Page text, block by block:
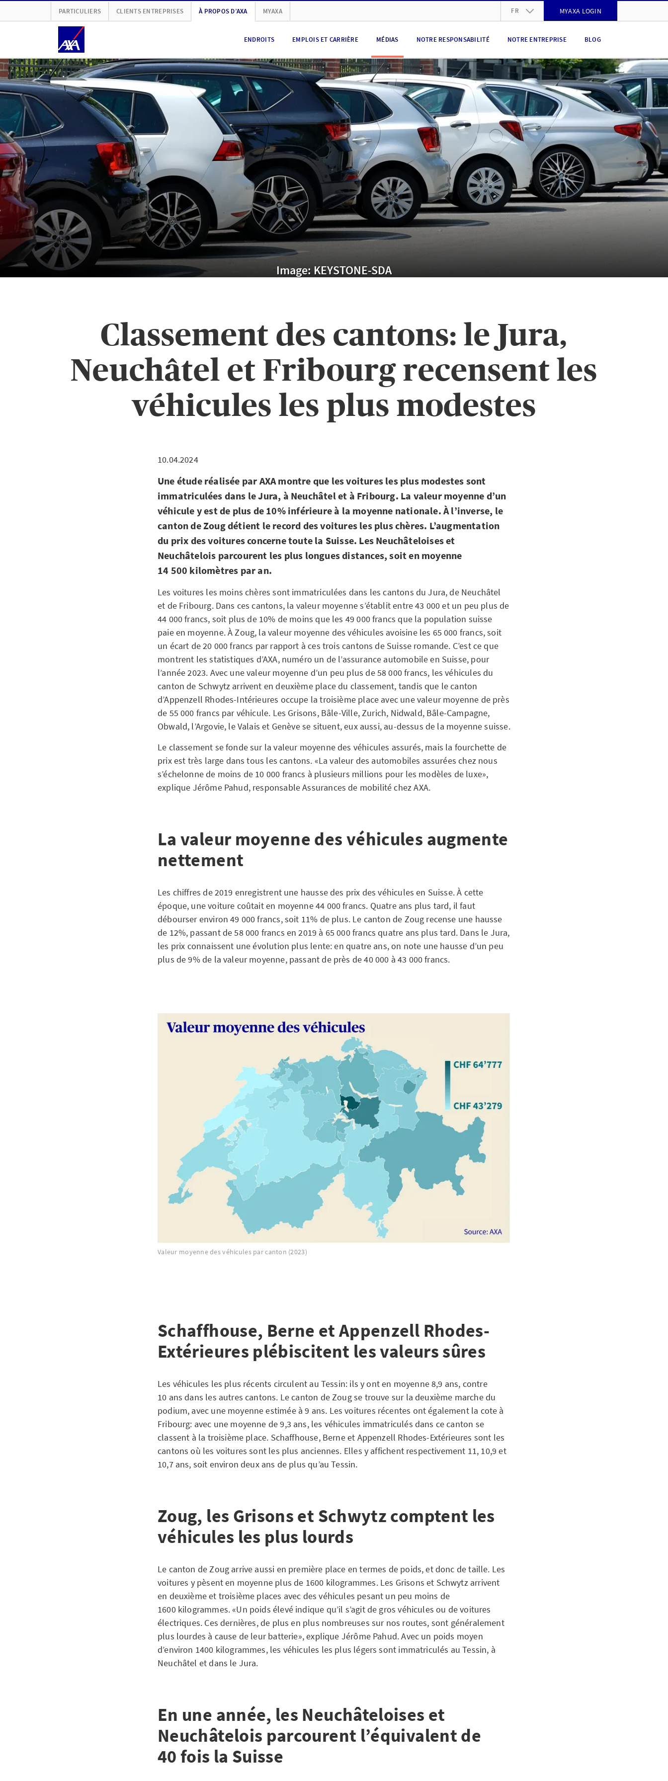
PARTICULIERS CLIENTS ENTREPRISES À PROPOS D’AXA MYAXA FR
IT
EN
MYAXA LOGIN
ENDROITS EMPLOIS ET CARRIÈRE MÉDIAS NOTRE RESPONSABILITÉ NOTRE ENTREPRISE BLOG
Image: KEYSTONE-SDA
Classement des cantons: le Jura,
Neuchâtel et Fribourg recensent les
véhicules les plus modestes
10.04.2024
Une étude réalisée par AXA montre que les voitures les plus modestes sont
immatriculées dans le Jura, à Neuchâtel et à Fribourg. La valeur moyenne d’un
véhicule y est de plus de 10% inférieure à la moyenne nationale. À l’inverse, le
canton de Zoug détient le record des voitures les plus chères. L’augmentation
du prix des voitures concerne toute la Suisse. Les Neuchâteloises et
Neuchâtelois parcourent les plus longues distances, soit en moyenne
14 500 kilomètres par an.
Les voitures les moins chères sont immatriculées dans les cantons du Jura, de Neuchâtel
et de Fribourg. Dans ces cantons, la valeur moyenne s’établit entre 43 000 et un peu plus de
44 000 francs, soit plus de 10% de moins que les 49 000 francs que la population suisse
paie en moyenne. À Zoug, la valeur moyenne des véhicules avoisine les 65 000 francs, soit
un écart de 20 000 francs par rapport à ces trois cantons de Suisse romande. C’est ce que
montrent les statistiques d’AXA, numéro un de l’assurance automobile en Suisse, pour
l’année 2023. Avec une valeur moyenne d’un peu plus de 58 000 francs, les véhicules du
canton de Schwytz arrivent en deuxième place du classement, tandis que le canton
d’Appenzell Rhodes-Intérieures occupe la troisième place avec une valeur moyenne de près
de 55 000 francs par véhicule. Les Grisons, Bâle-Ville, Zurich, Nidwald, Bâle-Campagne,
Obwald, l’Argovie, le Valais et Genève se situent, eux aussi, au-dessus de la moyenne suisse.
Le classement se fonde sur la valeur moyenne des véhicules assurés, mais la fourchette de
prix est très large dans tous les cantons. «La valeur des automobiles assurées chez nous
s’échelonne de moins de 10 000 francs à plusieurs millions pour les modèles de luxe»,
explique Jérôme Pahud, responsable Assurances de mobilité chez AXA.
La valeur moyenne des véhicules augmente
nettement
Les chiffres de 2019 enregistrent une hausse des prix des véhicules en Suisse. À cette
époque, une voiture coûtait en moyenne 44 000 francs. Quatre ans plus tard, il faut
débourser environ 49 000 francs, soit 11% de plus. Le canton de Zoug recense une hausse
de 12%, passant de 58 000 francs en 2019 à 65 000 francs quatre ans plus tard. Dans le Jura,
les prix connaissent une évolution plus lente: en quatre ans, on note une hausse d’un peu
plus de 9% de la valeur moyenne, passant de près de 40 000 à 43 000 francs.
Valeur moyenne des véhicules par canton (2023)
Schaffhouse, Berne et Appenzell Rhodes-
Extérieures plébiscitent les valeurs sûres
Les véhicules les plus récents circulent au Tessin: ils y ont en moyenne 8,9 ans, contre
10 ans dans les autres cantons. Le canton de Zoug se trouve sur la deuxième marche du
podium, avec une moyenne estimée à 9 ans. Les voitures récentes ont également la cote à
Fribourg: avec une moyenne de 9,3 ans, les véhicules immatriculés dans ce canton se
classent à la troisième place. Schaffhouse, Berne et Appenzell Rhodes-Extérieures sont les
cantons où les voitures sont les plus anciennes. Elles y affichent respectivement 11, 10,9 et
10,7 ans, soit environ deux ans de plus qu’au Tessin.
Zoug, les Grisons et Schwytz comptent les
véhicules les plus lourds
Le canton de Zoug arrive aussi en première place en termes de poids, et donc de taille. Les
voitures y pèsent en moyenne plus de 1600 kilogrammes. Les Grisons et Schwytz arrivent
en deuxième et troisième places avec des véhicules pesant un peu moins de
1600 kilogrammes. «Un poids élevé indique qu’il s’agit de gros véhicules ou de voitures
électriques. Ces dernières, de plus en plus nombreuses sur nos routes, sont généralement
plus lourdes à cause de leur batterie», explique Jérôme Pahud. Avec un poids moyen
d’environ 1400 kilogrammes, les véhicules les plus légers sont immatriculés au Tessin, à
Neuchâtel et dans le Jura.
En une année, les Neuchâteloises et
Neuchâtelois parcourent l’équivalent de
40 fois la Suisse